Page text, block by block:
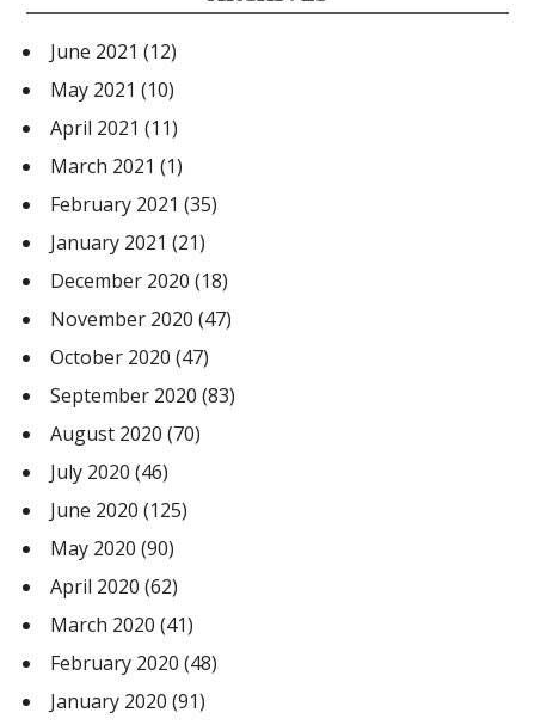
June 2021 (12)
May 2021 (10)
April 2021 (11)
March 2021 (1)
February 2021 (35)
January 2021 (21)
December 2020 (18)
November 2020 (47)
October 2020 (47)
September 2020 (83)
August 2020 (70)
July 2020 (46)
June 2020 (125)
May 2020 (90)
April 2020 (62)
March 2020 (41)
February 2020 (48)
January 2020 (91)